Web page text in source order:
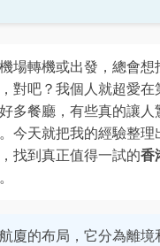
場轉機或出發，總會想
對吧？我個人就超愛在
多餐廳，有些真的讓人
今天就把我的經驗整理
找到真正值得一試的香
廈的布局，它分為離境